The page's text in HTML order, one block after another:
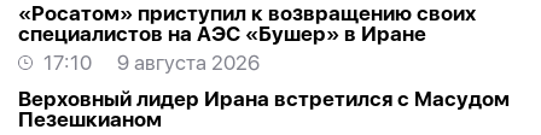
«Росатом» приступил к возвращению своих
специалистов на АЭС «Бушер» в Иране
17:10
9 августа 2026
Верховный лидер Ирана встретился с Масудом
Пезешкианом